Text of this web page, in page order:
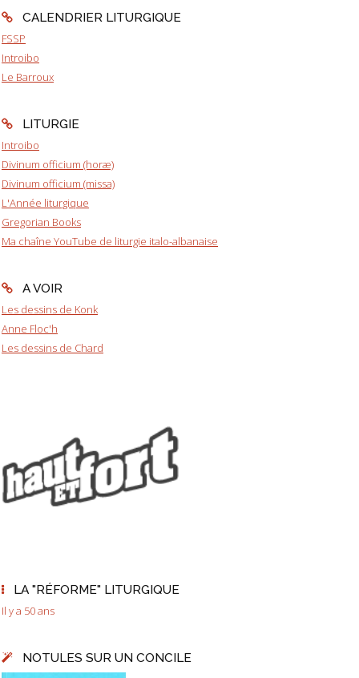
CALENDRIER LITURGIQUE
FSSP
Introibo
Le Barroux
LITURGIE
Introibo
Divinum officium (horæ)
Divinum officium (missa)
L'Année liturgique
Gregorian Books
Ma chaîne YouTube de liturgie italo-albanaise
A VOIR
Les dessins de Konk
Anne Floc'h
Les dessins de Chard
LA "RÉFORME" LITURGIQUE
Il y a 50 ans
NOTULES SUR UN CONCILE